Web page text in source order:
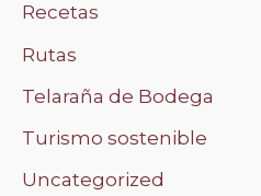
Recetas
Rutas
Telaraña de Bodega
Turismo sostenible
Uncategorized